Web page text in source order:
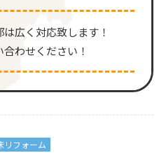
広く対応致します！
わせください！
リフォーム